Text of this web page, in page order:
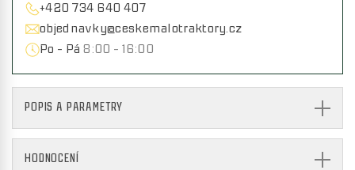
+420 734 640 407
objednavky@ceskemalotraktory.cz
Po - Pá 8:00 - 16:00
POPIS A PARAMETRY
HODNOCENÍ